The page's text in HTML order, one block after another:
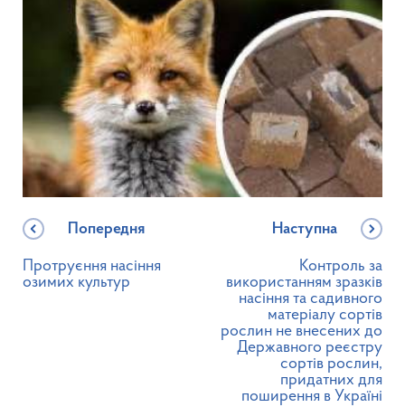
Попередня
Протруєння насіння
озимих культур
Наступна
Контроль за
використанням зразків
насіння та садивного
матеріалу сортів
рослин не внесених до
Державного реєстру
сортів рослин,
придатних для
поширення в Україні